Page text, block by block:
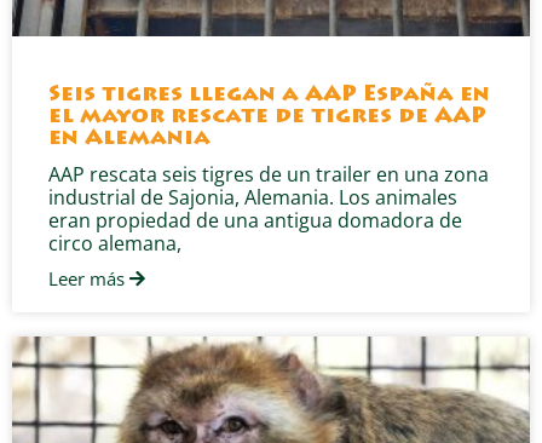
Seis tigres llegan a AAP España en
el mayor rescate de tigres de AAP
en Alemania
AAP rescata seis tigres de un trailer en una zona
industrial de Sajonia, Alemania. Los animales
eran propiedad de una antigua domadora de
circo alemana,
Leer más